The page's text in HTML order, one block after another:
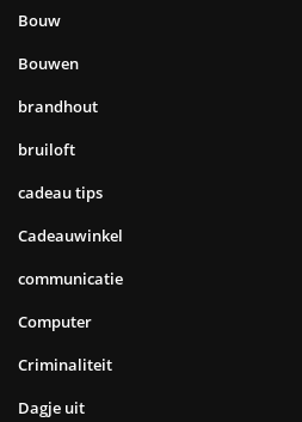
Bouw
Bouwen
brandhout
bruiloft
cadeau tips
Cadeauwinkel
communicatie
Computer
Criminaliteit
Dagje uit